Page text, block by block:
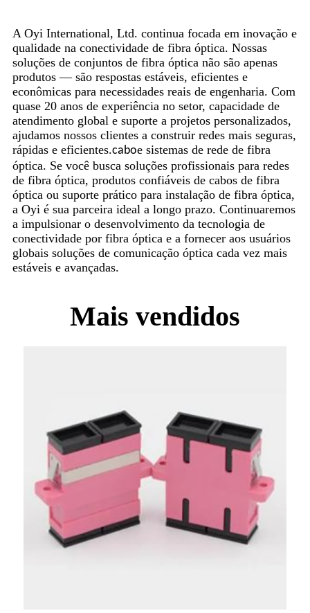
A Oyi International, Ltd. continua focada em inovação e
qualidade na conectividade de fibra óptica. Nossas
soluções de conjuntos de fibra óptica não são apenas
produtos — são respostas estáveis, eficientes e
econômicas para necessidades reais de engenharia. Com
quase 20 anos de experiência no setor, capacidade de
atendimento global e suporte a projetos personalizados,
ajudamos nossos clientes a construir redes mais seguras,
rápidas e eficientes.caboe sistemas de rede de fibra
óptica. Se você busca soluções profissionais para redes
de fibra óptica, produtos confiáveis ​​de cabos de fibra
óptica ou suporte prático para instalação de fibra óptica,
a Oyi é sua parceira ideal a longo prazo. Continuaremos
a impulsionar o desenvolvimento da tecnologia de
conectividade por fibra óptica e a fornecer aos usuários
globais soluções de comunicação óptica cada vez mais
estáveis ​​e avançadas.
Mais vendidos